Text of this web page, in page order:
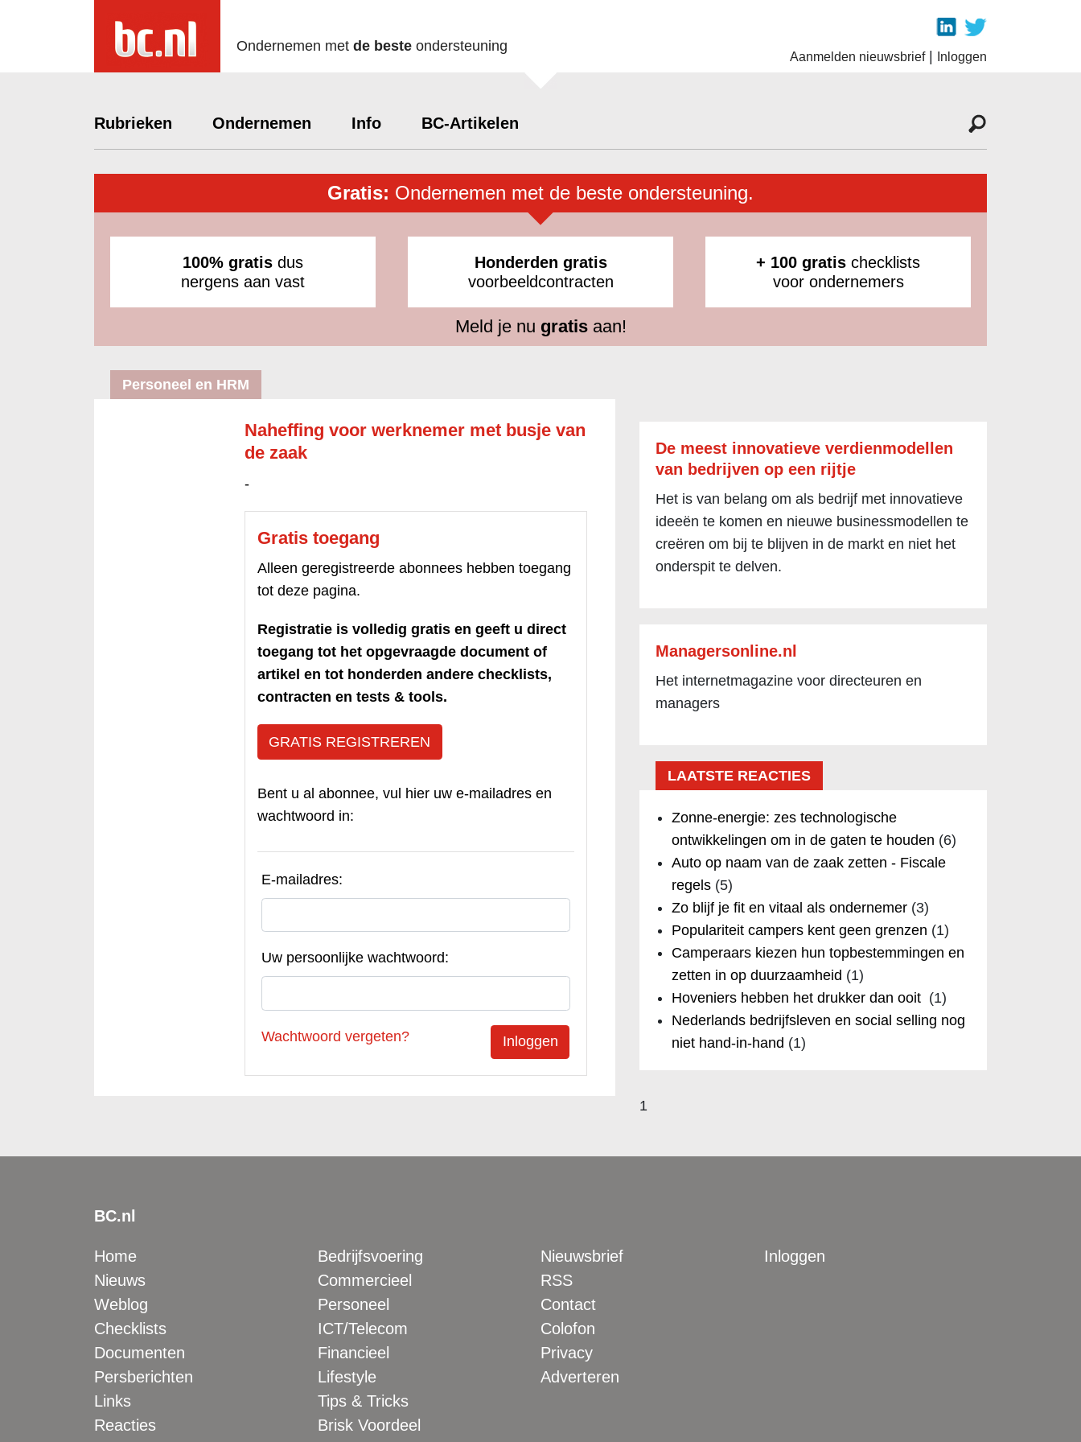
Ondernemen met de beste ondersteuning
Aanmelden nieuwsbrief| Inloggen
Rubrieken Ondernemen Info BC-Artikelen
Gratis: Ondernemen met de beste ondersteuning.
100% gratis dus
nergens aan vast
Honderden gratis
voorbeeldcontracten
+ 100 gratis checklists
voor ondernemers
Meld je nu gratisaan!
Personeel en HRM
Naheffing voor werknemer met busje van
de zaak
-
Gratis toegang
Alleen geregistreerde abonnees hebben toegang
tot deze pagina.
Registratie is volledig gratis en geeft u direct
toegang tot het opgevraagde document of
artikel en tot honderden andere checklists,
contracten en tests & tools.
GRATIS REGISTREREN
Bent u al abonnee, vul hier uw e-mailadres en
wachtwoord in:
E-mailadres:
Uw persoonlijke wachtwoord:
Wachtwoord vergeten?
De meest innovatieve verdienmodellen
van bedrijven op een rijtje
Het is van belang om als bedrijf met innovatieve
ideeën te komen en nieuwe businessmodellen te
creëren om bij te blijven in de markt en niet het
onderspit te delven.
Managersonline.nl
Het internetmagazine voor directeuren en
managers
LAATSTE REACTIES
Zonne-energie: zes technologische
ontwikkelingen om in de gaten te houden (6)
Auto op naam van de zaak zetten - Fiscale
regels(5)
Zo blijf je fit en vitaal als ondernemer(3)
Populariteit campers kent geen grenzen (1)
Camperaars kiezen hun topbestemmingen en
zetten in op duurzaamheid (1)
Hoveniers hebben het drukker dan ooit (1)
Nederlands bedrijfsleven en social selling nog
niet hand-in-hand (1)
1
BC.nl
Home
Nieuws
Weblog
Checklists
Documenten
Persberichten
Links
Reacties
Bedrijfsvoering
Commercieel
Personeel
ICT/Telecom
Financieel
Lifestyle
Tips & Tricks
Brisk Voordeel
Nieuwsbrief
RSS
Contact
Colofon
Privacy
Adverteren
Inloggen